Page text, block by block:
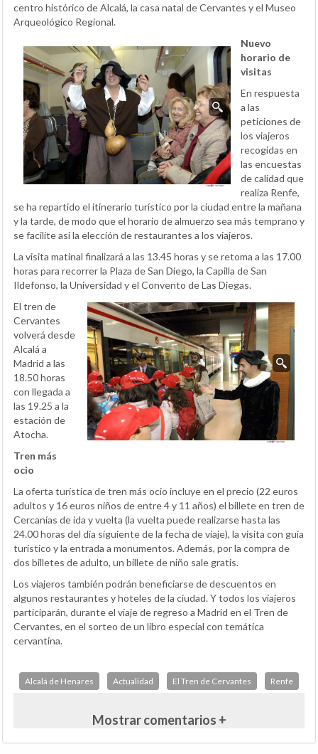
centro histórico de Alcalá, la casa natal de Cervantes y el Museo
Arqueológico Regional.
Nuevo
horario de
visitas
En respuesta
a las
peticiones de
los viajeros
recogidas en
las encuestas
de calidad que
realiza Renfe,
se ha repartido el itinerario turístico por la ciudad entre la mañana
y la tarde, de modo que el horario de almuerzo sea más temprano y
se facilite así la elección de restaurantes a los viajeros.
La visita matinal finalizará a las 13.45 horas y se retoma a las 17.00
horas para recorrer la Plaza de San Diego, la Capilla de San
Ildefonso, la Universidad y el Convento de Las Diegas.
El tren de
Cervantes
volverá desde
Alcalá a
Madrid a las
18.50 horas
con llegada a
las 19.25 a la
estación de
Atocha.
Tren más
ocio
La oferta turística de tren más ocio incluye en el precio (22 euros
adultos y 16 euros niños de entre 4 y 11 años) el billete en tren de
Cercanías de ida y vuelta (la vuelta puede realizarse hasta las
24.00 horas del día siguiente de la fecha de viaje), la visita con guía
turístico y la entrada a monumentos. Además, por la compra de
dos billetes de adulto, un billete de niño sale gratis.
Los viajeros también podrán beneficiarse de descuentos en
algunos restaurantes y hoteles de la ciudad. Y todos los viajeros
participarán, durante el viaje de regreso a Madrid en el Tren de
Cervantes, en el sorteo de un libro especial con temática
cervantina.
Alcalá de Henares Actualidad El Tren de Cervantes Renfe
Mostrar comentarios +